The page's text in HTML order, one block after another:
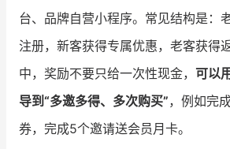
台、品牌自营小程序。常见结构是：
注册，新客获得专属优惠，老客获得
中，奖励不要只给一次性现金， 可以
导到“多邀多得、多次购买”，例如完
券，完成5个邀请送会员月卡。